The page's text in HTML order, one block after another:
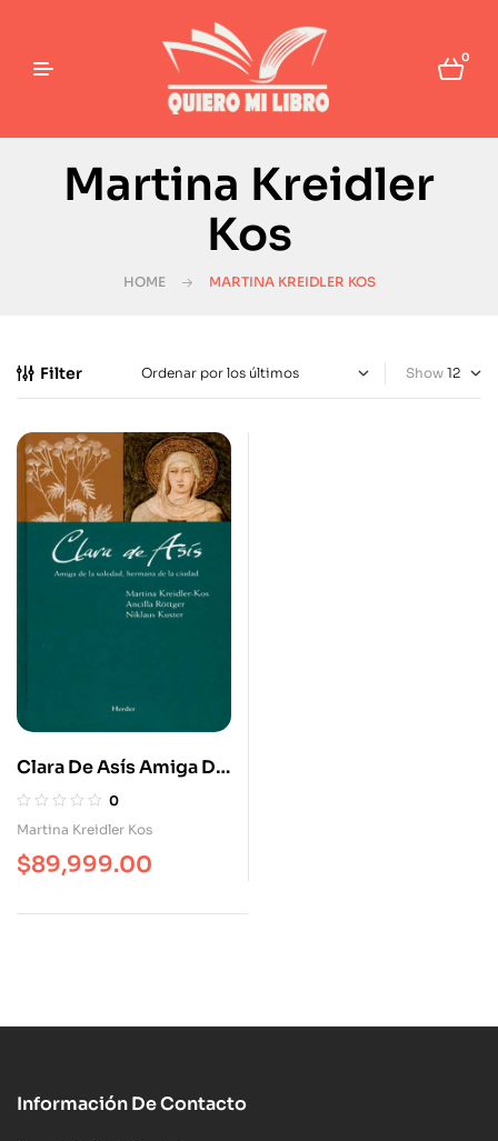
0
Martina Kreidler
Kos
HOME MARTINA KREIDLER KOS
Filter Show
Clara De Asís Amiga De
La Soledad Hermana De
La Ciudad
0
Martina Kreidler Kos
$89,999.00
Información De Contacto